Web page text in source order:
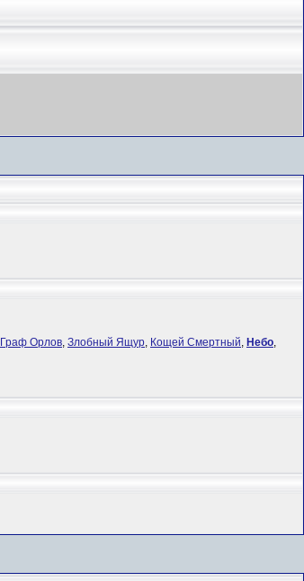
Граф Орлов Злобный Ящур Кощей Смертный Небо